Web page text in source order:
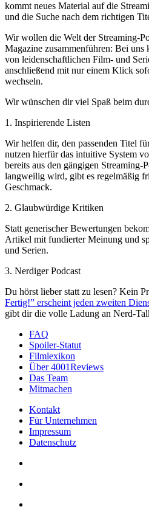
kommt neues Material auf die
und die Suche nach dem richtigen
Wir wollen die Welt der Streaming-
Magazine zusammenführen: Bei
von leidenschaftlichen Film- und
anschließend mit nur einem Klick
wechseln.
Wir wünschen dir viel Spaß beim
1. Inspirierende Listen
Wir helfen dir, den passenden Titel
nutzen hierfür das intuitive System
bereits aus den gängigen Streaming-
langweilig wird, gibt es regelmäßig
Geschmack.
2. Glaubwürdige Kritiken
Statt generischer Bewertungen
Artikel mit fundierter Meinung und
und Serien.
3. Nerdiger Podcast
Du hörst lieber statt zu lesen? Kein
Fertig!” erscheint jeden zweiten
gibt dir die volle Ladung an Nerd-
FAQ
Spoiler-Statut
Filmlexikon
Über 4001Reviews
Das Team
Mitmachen
Kontakt
Für Unternehmen
Impressum
Datenschutz